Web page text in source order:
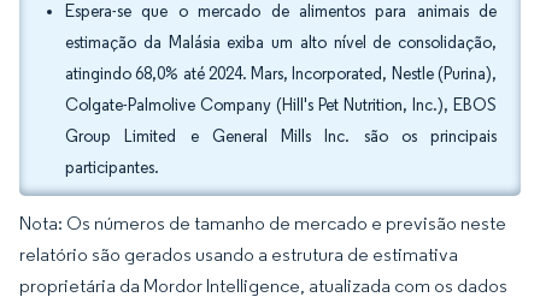
Espera-se que o mercado de alimentos para animais de
estimação da Malásia exiba um alto nível de consolidação,
atingindo 68,0% até 2024. Mars, Incorporated, Nestle (Purina),
Colgate-Palmolive Company (Hill's Pet Nutrition, Inc.), EBOS
Group Limited e General Mills Inc. são os principais
participantes.
Nota: Os números de tamanho de mercado e previsão neste
relatório são gerados usando a estrutura de estimativa
proprietária da Mordor Intelligence, atualizada com os dados